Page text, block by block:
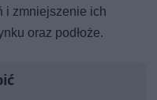
i zmniejszenie ich
oraz podłoże.